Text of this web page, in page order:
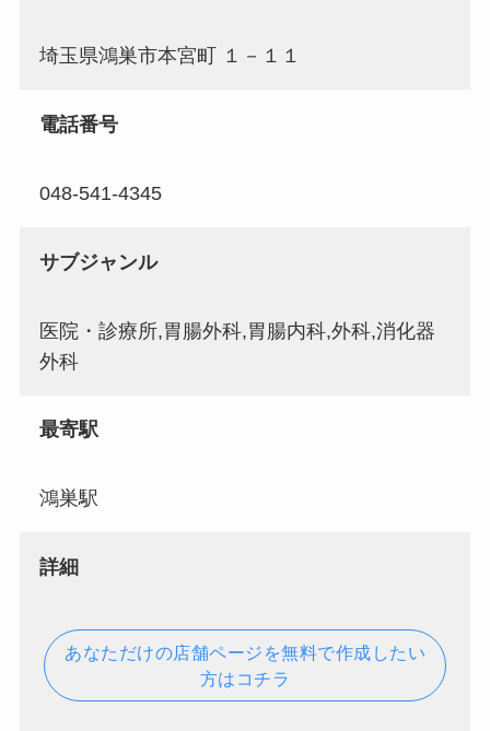
埼玉県鴻巣市本宮町 １－１１
電話番号
048-541-4345
サブジャンル
医院・診療所,胃腸外科,胃腸内科,外科,消化器
外科
最寄駅
鴻巣駅
詳細
あなただけの店舗ページを無料で作成したい
方はコチラ